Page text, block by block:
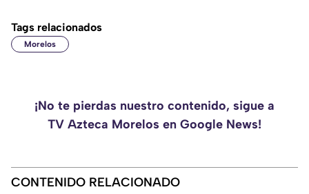
Tags relacionados
Morelos
¡No te pierdas nuestro contenido, sigue a
TV Azteca Morelos en Google News!
CONTENIDO RELACIONADO